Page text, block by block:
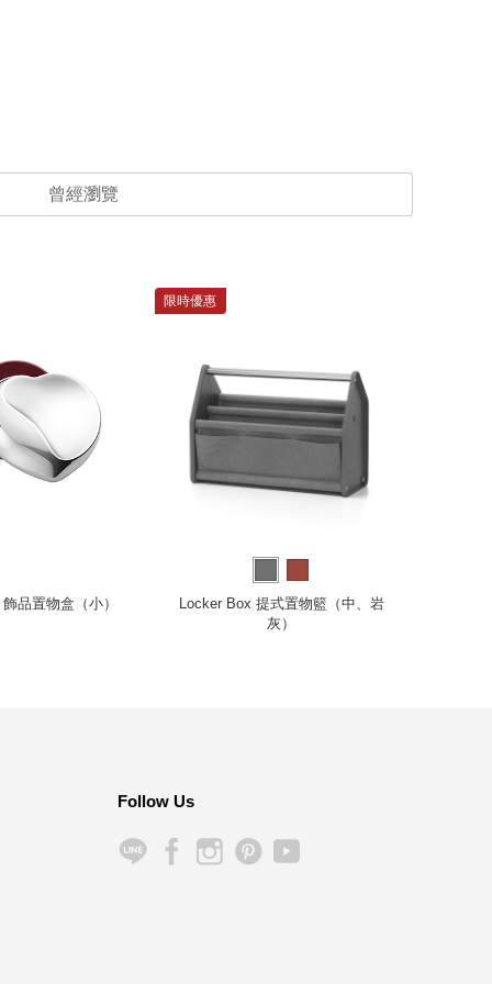
曾經瀏覽
品置物盒（小）
限時優惠
Locker Box 提式置物籃（中、岩
灰）
Follow Us